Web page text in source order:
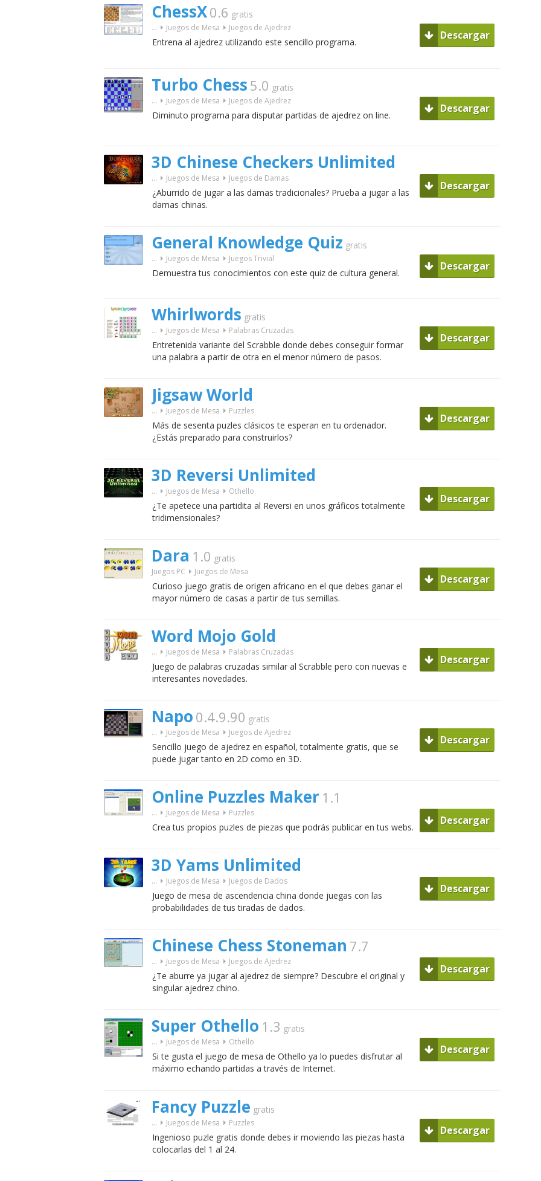
ChessX0.6 gratis
... Juegos de Mesa Juegos de Ajedrez
Entrena al ajedrez utilizando este sencillo programa.
Descargar
Turbo Chess 5.0 gratis
... Juegos de Mesa Juegos de Ajedrez
Diminuto programa para disputar partidas de ajedrez on line.
Descargar
3D Chinese Checkers Unlimited
... Juegos de Mesa Juegos de Damas
¿Aburrido de jugar a las damas tradicionales? Prueba a jugar a las
damas chinas.
Descargar
General Knowledge Quiz gratis
... Juegos de Mesa Juegos Trivial
Demuestra tus conocimientos con este quiz de cultura general.
Descargar
Whirlwords gratis
... Juegos de Mesa Palabras Cruzadas
Entretenida variante del Scrabble donde debes conseguir formar
una palabra a partir de otra en el menor número de pasos.
Descargar
Jigsaw World
... Juegos de Mesa Puzzles
Más de sesenta puzles clásicos te esperan en tu ordenador.
¿Estás preparado para construirlos?
Descargar
3D Reversi Unlimited
... Juegos de Mesa Othello
¿Te apetece una partidita al Reversi en unos gráficos totalmente
tridimensionales?
Descargar
Dara 1.0 gratis
Juegos PC Juegos de Mesa
Curioso juego gratis de origen africano en el que debes ganar el
mayor número de casas a partir de tus semillas.
Descargar
Word Mojo Gold
... Juegos de Mesa Palabras Cruzadas
Juego de palabras cruzadas similar al Scrabble pero con nuevas e
interesantes novedades.
Descargar
Napo 0.4.9.90 gratis
... Juegos de Mesa Juegos de Ajedrez
Sencillo juego de ajedrez en español, totalmente gratis, que se
puede jugar tanto en 2D como en 3D.
Descargar
Online Puzzles Maker 1.1
... Juegos de Mesa Puzzles
Crea tus propios puzles de piezas que podrás publicar en tus webs.
Descargar
3D Yams Unlimited
... Juegos de Mesa Juegos de Dados
Juego de mesa de ascendencia china donde juegas con las
probabilidades de tus tiradas de dados.
Descargar
Chinese Chess Stoneman 7.7
... Juegos de Mesa Juegos de Ajedrez
¿Te aburre ya jugar al ajedrez de siempre? Descubre el original y
singular ajedrez chino.
Descargar
Super Othello 1.3 gratis
... Juegos de Mesa Othello
Si te gusta el juego de mesa de Othello ya lo puedes disfrutar al
máximo echando partidas a través de Internet.
Descargar
Fancy Puzzle gratis
... Juegos de Mesa Puzzles
Ingenioso puzle gratis donde debes ir moviendo las piezas hasta
colocarlas del 1 al 24.
Descargar